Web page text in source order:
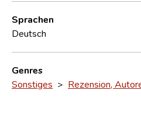
Sprachen
Deutsch
Genres
Sonstiges > Rezension,